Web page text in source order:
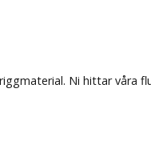
Ni hittar våra